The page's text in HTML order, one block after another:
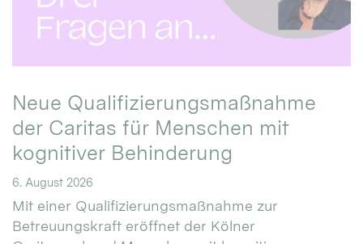
Neue Qualifizierungsmaßnahme
der Caritas für Menschen mit
kognitiver Behinderung
6. August 2026
Mit einer Qualifizierungsmaßnahme zur
Betreuungskraft eröffnet der Kölner